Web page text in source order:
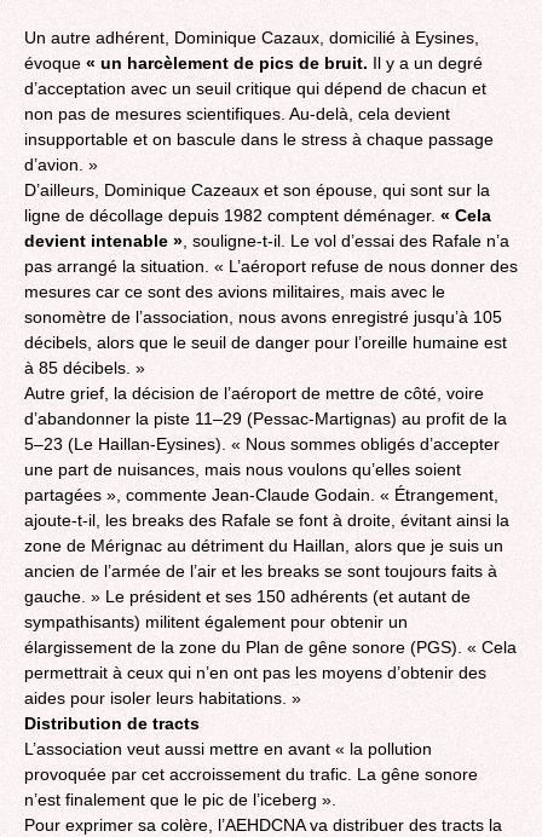
Un autre adhérent, Dominique Cazaux, domicilié à Eysines,
évoque « un harcèlement de pics de bruit. Il y a un degré
d’acceptation avec un seuil critique qui dépend de chacun et
non pas de mesures scientifiques. Au-delà, cela devient
insupportable et on bascule dans le stress à chaque passage
d’avion. »
D’ailleurs, Dominique Cazeaux et son épouse, qui sont sur la
ligne de décollage depuis 1982 comptent déménager. « Cela
devient intenable » , souligne-t-il. Le vol d’essai des Rafale n’a
pas arrangé la situation. « L’aéroport refuse de nous donner des
mesures car ce sont des avions militaires, mais avec le
sonomètre de l’association, nous avons enregistré jusqu’à 105
décibels, alors que le seuil de danger pour l’oreille humaine est
à 85 décibels. »
Autre grief, la décision de l’aéroport de mettre de côté, voire
d’abandonner la piste 11–29 (Pessac-Martignas) au profit de la
5–23 (Le Haillan-Eysines). « Nous sommes obligés d’accepter
une part de nuisances, mais nous voulons qu’elles soient
partagées », commente Jean-Claude Godain. « Étrangement,
ajoute-t-il, les breaks des Rafale se font à droite, évitant ainsi la
zone de Mérignac au détriment du Haillan, alors que je suis un
ancien de l’armée de l’air et les breaks se sont toujours faits à
gauche. » Le président et ses 150 adhérents (et autant de
sympathisants) militent également pour obtenir un
élargissement de la zone du Plan de gêne sonore (PGS). « Cela
permettrait à ceux qui n’en ont pas les moyens d’obtenir des
aides pour isoler leurs habitations. »
Distribution de tracts
L’association veut aussi mettre en avant « la pollution
provoquée par cet accroissement du trafic. La gêne sonore
n’est finalement que le pic de l’iceberg ».
Pour exprimer sa colère, l’AEHDCNA va distribuer des tracts la